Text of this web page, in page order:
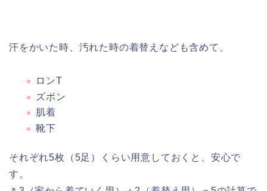
汗をかいた時、汚れた時の着替えなども含めて、
ロンT
ズボン
肌着
靴下
それぞれ5枚（5足）くらい用意しておくと、安心で
す。